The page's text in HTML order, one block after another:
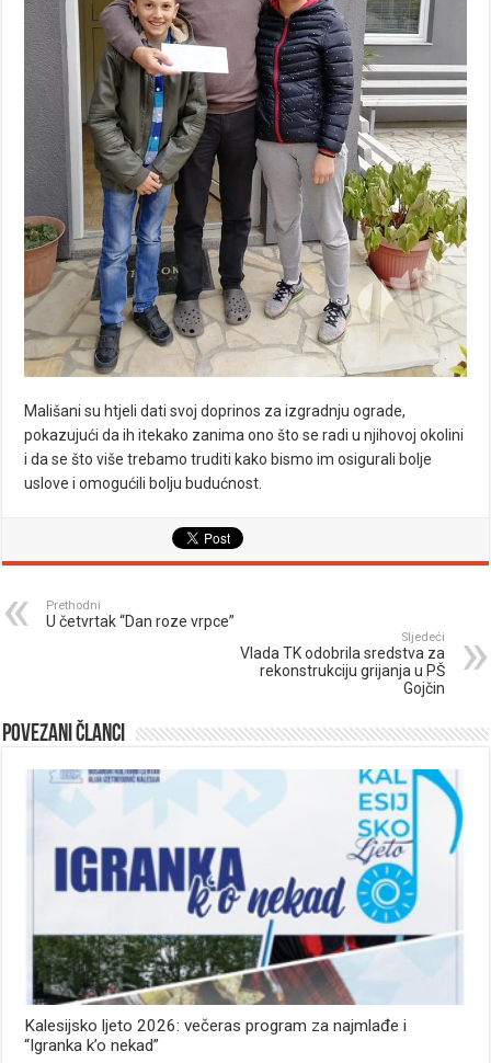
Mališani su htjeli dati svoj doprinos za izgradnju ograde,
pokazujući da ih itekako zanima ono što se radi u njihovoj okolini
i da se što više trebamo truditi kako bismo im osigurali bolje
uslove i omogućili bolju budućnost.
Prethodni
U četvrtak “Dan roze vrpce”
Sljedeći
Vlada TK odobrila sredstva za
rekonstrukciju grijanja u PŠ
Gojčin
Povezani članci
Kalesijsko ljeto 2026: večeras program za najmlađe i
“Igranka k’o nekad”